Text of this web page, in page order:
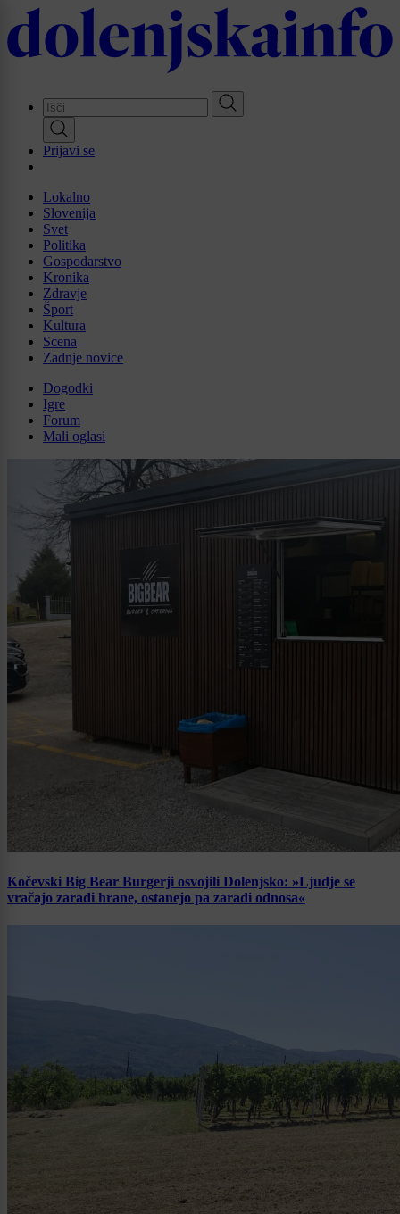
Skip
to
main
Prijavi se
Lokalno
Slovenija
Svet
Politika
Gospodarstvo
Kronika
Zdravje
Šport
Kultura
Scena
Zadnje novice
Dogodki
Igre
Forum
Mali oglasi
Kočevski Big Bear Burgerji osvojili Dolenjsko: »Ljudje se
vračajo zaradi hrane, ostanejo pa zaradi odnosa«